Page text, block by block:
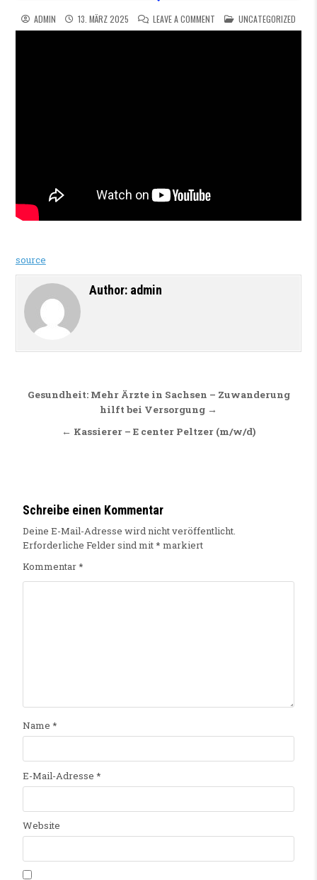
ADMIN 13. MÄRZ 2025 LEAVE A COMMENT ONTRABANT 601 RS
POSTED IN
UNCATEGORIZED
source
Author: admin
Beitragsnavigation
Gesundheit: Mehr Ärzte in Sachsen – Zuwanderung
hilft bei Versorgung →
← Kassierer – E center Peltzer (m/w/d)
Schreibe einen Kommentar
Deine E-Mail-Adresse wird nicht veröffentlicht.
Erforderliche Felder sind mit* markiert
Kommentar*
Name *
E-Mail-Adresse *
Website